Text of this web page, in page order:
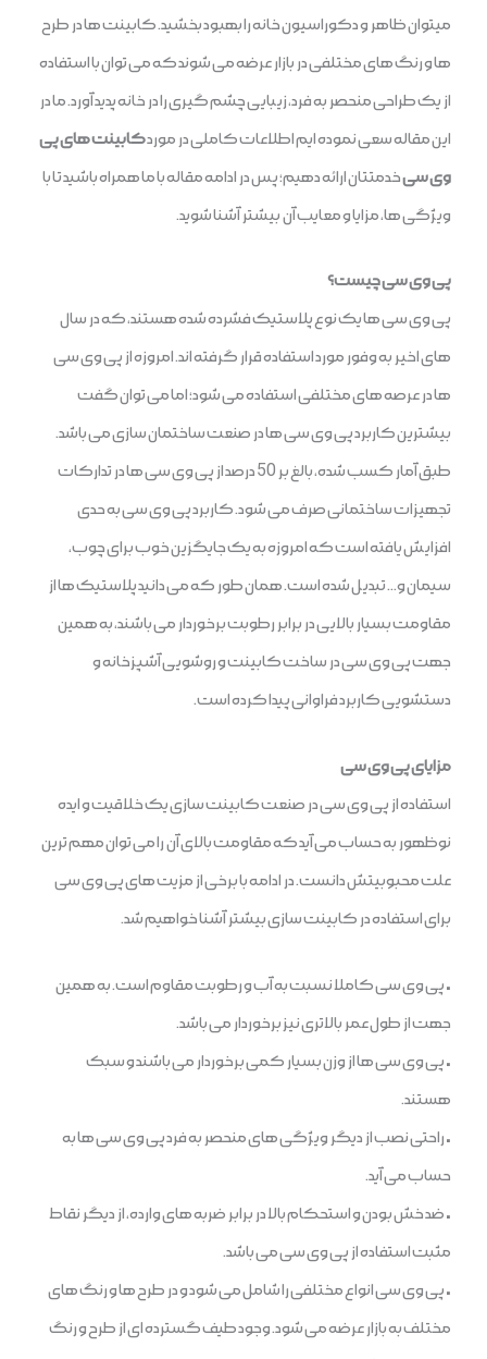
میتوان ظاهر و دکوراسیون خانه را بهبود بخشید. کابینت ها در طرح
ها و رنگ های مختلفی در بازار عرضه می شوند که می توان با استفاده
از یک طراحی منحصر به فرد، زیبایی چشم گیری را در خانه پدید آورد. ما در
این مقاله سعی نموده ایم اطلاعات کاملی در موردکابینت های پی
وی سیخدمتتان ارائه دهیم؛ پس در ادامه مقاله با ما همراه باشید تا با
ویژگی ها، مزایا و معایب آن بیشتر آشنا شوید.
پی وی سی چیست؟
پی وی سی ها یک نوع پلاستیک فشرده شده هستند، که در سال
های اخیر به وفور مورد استفاده قرار گرفته اند. امروزه از پی وی سی
ها در عرصه های مختلفی استفاده می شود؛ اما می توان گفت
بیشترین کاربرد پی وی سی ها در صنعت ساختمان سازی می باشد.
طبق آمار کسب شده، بالغ بر 50 درصد از پی وی سی ها در تدارکات
تجهیزات ساختمانی صرف می شود. کاربرد پی وی سی به حدی
افزایش یافته است که امروزه به یک جایگزین خوب برای چوب،
سیمان و… تبدیل شده است. همان طور که می دانید پلاستیک ها از
مقاومت بسیار بالایی در برابر رطوبت برخوردار می باشند، به همین
جهت پی وی سی در ساخت کابینت و روشویی آشپزخانه و
دستشویی کاربرد فراوانی پیدا کرده است.
مزایای پی وی سی
استفاده از پی وی سی در صنعت کابینت سازی یک خلاقیت و ایده
نوظهور به حساب می آید که مقاومت بالای آن را می توان مهم ترین
علت محبوبیتش دانست. در ادامه با برخی از مزیت های پی وی سی
برای استفاده در کابینت سازی بیشتر آشنا خواهیم شد.
• پی وی سی کاملا نسبت به آب و رطوبت مقاوم است. به همین
جهت از طول عمر بالاتری نیز برخوردار می باشد.
• پی وی سی ها از وزن بسیار کمی برخوردار می باشند و سبک
هستند.
• راحتی نصب از دیگر ویژگی های منحصر به فرد پی وی سی ها به
حساب می آید.
• ضد خش بودن و استحکام بالا در برابر ضربه های وارده، از دیگر نقاط
مثبت استفاده از پی وی سی می باشد.
• پی وی سی انواع مختلفی را شامل می شود و در طرح ها و رنگ های
مختلف به بازار عرضه می شود. وجود طیف گسترده ای از طرح و رنگ